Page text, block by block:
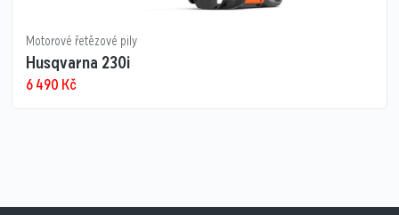
Motorové řetězové pily
Husqvarna 230i
6 490 Kč